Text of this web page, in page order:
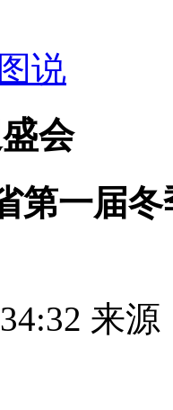
说
会
一届冬
来源